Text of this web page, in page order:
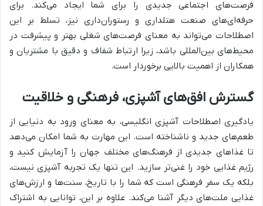
فرصت‌های اجتماعی جدیدی را برای شما ایجاد می‌کند. برای
حرفه‌ای‌های صنعت هتلداری و رستوران‌داری نیز، تسلط بر این
اصطلاحات می‌تواند به معنای فرصت‌های شغلی بهتر و پیشرفت در
محیط‌های بین‌المللی باشد، زیرا ارتباط شفاف و دقیق با مشتریان و
همکاران از اهمیت بالایی برخوردار است.
گسترش افق‌های آشپزی، فرهنگی و خلاقیت
یادگیری اصطلاحات آشپزی انگلیسی، به معنای ورود به دنیایی از
طعم‌های جدید و ناشناخته است. این مهارت به شما امکان می‌دهد
تا غذاهای جدیدی از فرهنگ‌های مختلف جهان را آزمایش کنید و
رژیم غذایی خود را غنی‌تر سازید. این تنها یک تجربه آشپزی نیست،
بلکه یک سفر فرهنگی است که شما را با تاریخ، سنت‌ها و ارزش‌های
غذایی ملت‌های دیگر آشنا می‌کند. علاوه بر این، توانایی به اشتراک